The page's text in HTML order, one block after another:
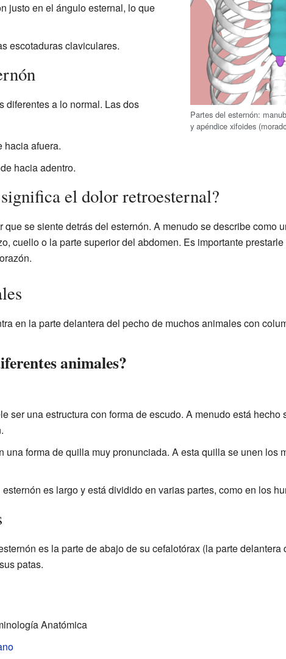
Partes del esternón:
y apéndice xifoides
justo en el ángulo esternal, lo que
escotaduras claviculares.
diferentes a lo normal. Las dos
hacia afuera.
hacia adentro.
el dolor retroesternal?
se siente detrás del esternón. A menudo se describe como
cuello o la parte superior del abdomen. Es importante
en la parte delantera del pecho de muchos animales con
animales?
ser una estructura con forma de escudo. A menudo está hecho
una forma de quilla muy pronunciada. A esta quilla se unen los
es largo y está dividido en varias partes, como en los
es la parte de abajo de su cefalotórax (la parte delantera
patas.
Anatómica